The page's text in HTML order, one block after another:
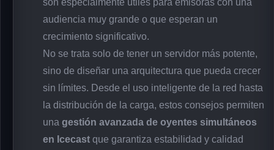
audiencia muy grande o que esperan un
crecimiento significativo.
No se trata solo de tener un servidor más potente,
sino de diseñar una arquitectura que pueda crecer
sin límites. Desde el uso inteligente de la red hasta
la distribución de la carga, estos consejos permiten
una gestión avanzada de oyentes simultáneos
en Icecast que garantiza estabilidad y calidad